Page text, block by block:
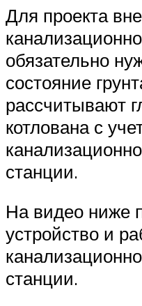
Для проекта
обязательно
состояние
рассчитывают
котлована с
станции.
На видео ниже
устройство и
станции.